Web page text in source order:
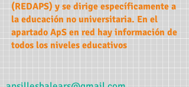
(REDAPS) y se dirige específicamente a
la educación no universitaria. En el
apartado ApS en red hay información de
todos los niveles educativos